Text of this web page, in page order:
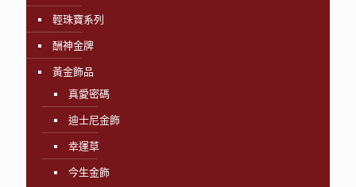
輕珠寶系列
酬神金牌
黃金飾品
真愛密碼
迪士尼金飾
幸運草
今生金飾